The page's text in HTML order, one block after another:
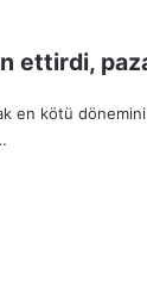
ettirdi,
kötü dönemini